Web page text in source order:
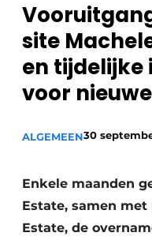
Meest gelezen
Nieuwsbrief
Podcasts
Privacy / Cookie
Aanmelden
Bedrijven
Akoestiek
Beton & Staalbouw
Brandveiligheid
site
en tijdelijke
voor
ALGEMEEN30
Enkele maanden
Estate, samen
Estate, de